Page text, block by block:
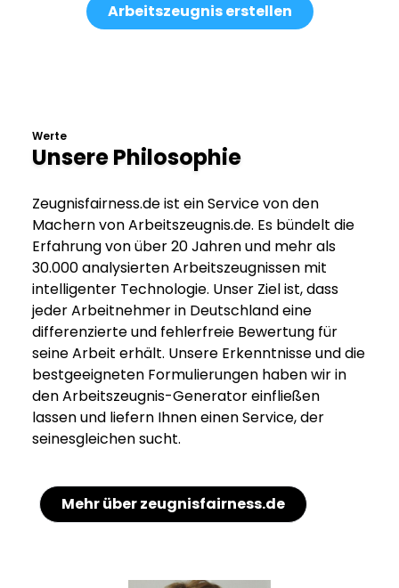
Arbeitszeugnis erstellen
Werte
Unsere Philosophie
Zeugnisfairness.de ist ein Service von den
Machern von Arbeitszeugnis.de. Es bündelt die
Erfahrung von über 20 Jahren und mehr als
30.000 analysierten Arbeitszeugnissen mit
intelligenter Technologie. Unser Ziel ist, dass
jeder Arbeitnehmer in Deutschland eine
differenzierte und fehlerfreie Bewertung für
seine Arbeit erhält. Unsere Erkenntnisse und die
bestgeeigneten Formulierungen haben wir in
den Arbeitszeugnis-Generator einfließen
lassen und liefern Ihnen einen Service, der
seinesgleichen sucht.
Mehr über zeugnisfairness.de